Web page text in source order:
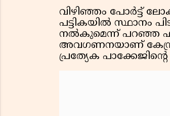
വിഴിഞ്ഞം പോർട്ട്
പട്ടികയിൽ സ്ഥാനം
നൽകുമെന്ന് പറഞ്ഞ
അവഗണനയാണ് കേന്ദ്ര
പ്രത്യേക